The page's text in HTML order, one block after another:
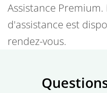
Assistance
d'assistance est
rendez-vous.